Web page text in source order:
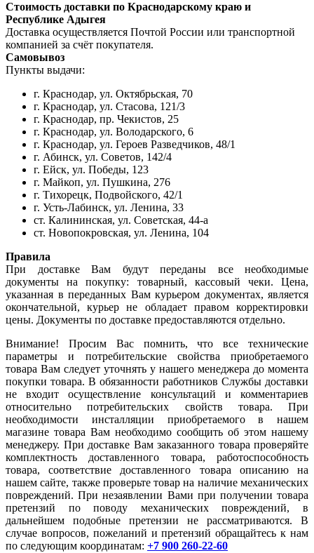
Стоимость доставки по Краснодарскому краю и
Республике Адыгея
Доставка осуществляется Почтой России или транспортной
компанией за счёт покупателя.
Самовывоз
Пункты выдачи:
г. Краснодар, ул. Октябрьская, 70
г. Краснодар, ул. Стасова, 121/3
г. Краснодар, пр. Чекистов, 25
г. Краснодар, ул. Володарского, 6
г. Краснодар, ул. Героев Разведчиков, 48/1
г. Абинск, ул. Советов, 142/4
г. Ейск, ул. Победы, 123
г. Майкоп, ул. Пушкина, 276
г. Тихорецк, Подвойского, 42/1
г. Усть-Лабинск, ул. Ленина, 33
ст. Калининская, ул. Советская, 44-а
ст. Новопокровская, ул. Ленина, 104
Правила
При доставке Вам будут переданы все необходимые
документы на покупку: товарный, кассовый чеки. Цена,
указанная в переданных Вам курьером документах, является
окончательной, курьер не обладает правом корректировки
цены. Документы по доставке предоставляются отдельно.
Внимание! Просим Вас помнить, что все технические
параметры и потребительские свойства приобретаемого
товара Вам следует уточнять у нашего менеджера до момента
покупки товара. В обязанности работников Службы доставки
не входит осуществление консультаций и комментариев
относительно потребительских свойств товара. При
необходимости инсталляции приобретаемого в нашем
магазине товара Вам необходимо сообщить об этом нашему
менеджеру. При доставке Вам заказанного товара проверяйте
комплектность доставленного товара, работоспособность
товара, соответствие доставленного товара описанию на
нашем сайте, также проверьте товар на наличие механических
повреждений. При незаявлении Вами при получении товара
претензий по поводу механических повреждений, в
дальнейшем подобные претензии не рассматриваются. В
случае вопросов, пожеланий и претензий обращайтесь к нам
по следующим координатам: +7 900 260-22-60